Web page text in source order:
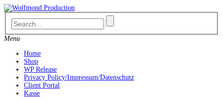
Skip
to
content
Menu
Home
Shop
WP Release
Privacy Policy/Impressum/Datenschutz
Client Portal
Kasse